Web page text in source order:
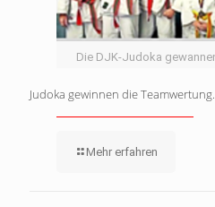
Die DJK-Judoka
Judoka gewinnen die
Mehr erfahren